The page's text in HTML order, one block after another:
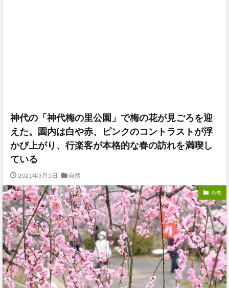
神代の「神代梅の里公園」で梅の花が見ごろを迎
えた。園内は白や赤、ピンクのコントラストが浮
かび上がり、行楽客が本格的な春の訪れを満喫し
ている
2021年3月5日 自然
自然